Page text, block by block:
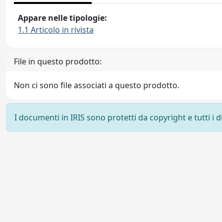
Appare nelle tipologie:
1.1 Articolo in rivista
File in questo prodotto:
Non ci sono file associati a questo prodotto.
I documenti in IRIS sono protetti da copyright e tutti i